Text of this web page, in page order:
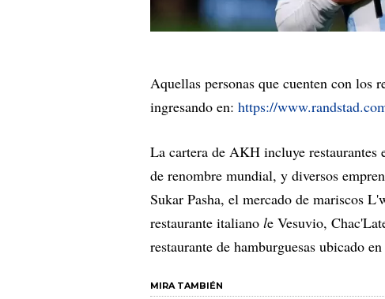
Aquellas personas que cuenten con los
ingresando en: https://
La cartera de AKH incluye restaurantes
de renombre mundial, y diversos
Sukar Pasha, el mercado de mariscos
restaurante italiano le Vesuvio,
restaurante de hamburguesas ubicado
MIRA TAMBIÉN